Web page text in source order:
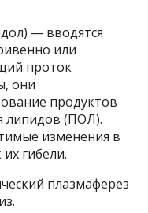
— вводятся
или
проток
они
продуктов
липидов (ПОЛ).
изменения в
гибели.
плазмаферез